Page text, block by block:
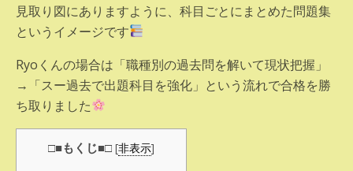
見取り図にありますように、科目ごとにまとめた問題集
というイメージです
Ryoくんの場合は「職種別の過去問を解いて現状把握」
→「スー過去で出題科目を強化」という流れで合格を勝
ち取りました
□■もくじ■□ [非表示]